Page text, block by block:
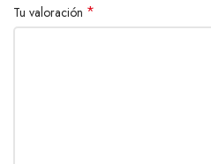
Tu valoración *